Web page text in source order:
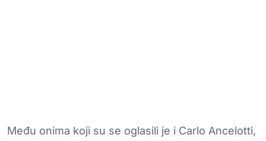
Među onima koji su se oglasili je i Carlo Ancelotti,